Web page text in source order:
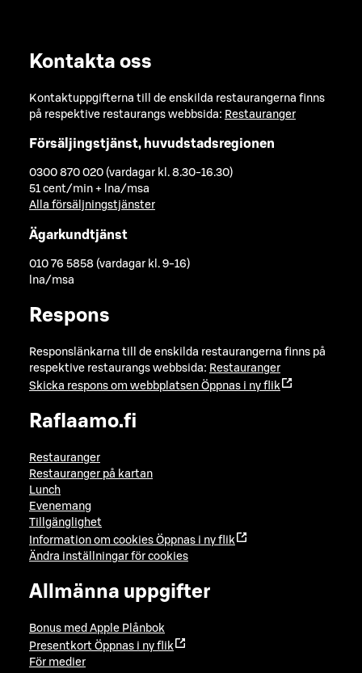
Kontakta oss
Kontaktuppgifterna till de enskilda restaurangerna finns
på respektive restaurangs webbsida: Restauranger
Försäljingstjänst, huvudstadsregionen
0300 870 020 (vardagar kl. 8.30-16.30)
51 cent/min + lna/msa
Alla försäljningstjänster
Ägarkundtjänst
010 76 5858 (vardagar kl. 9-16)
lna/msa
Respons
Responslänkarna till de enskilda restaurangerna finns på
respektive restaurangs webbsida: Restauranger
Skicka respons om webbplatsen Öppnas i ny flik
Raflaamo.fi
Restauranger
Restauranger på kartan
Lunch
Evenemang
Tillgänglighet
Information om cookies Öppnas i ny flik
Ändra inställningar för cookies
Allmänna uppgifter
Bonus med Apple Plånbok
Presentkort Öppnas i ny flik
För medier